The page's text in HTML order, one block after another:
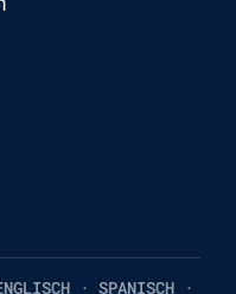
· SPANISCH ·